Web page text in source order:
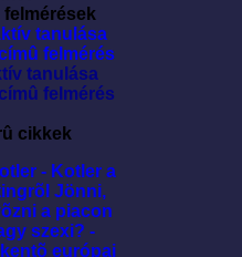
felmérések
tanulása
felmérés
cikkek
- Kotler a
Jönni,
a piacon
szexi? -
európai